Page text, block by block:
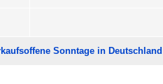
Sonntage in Deutschland